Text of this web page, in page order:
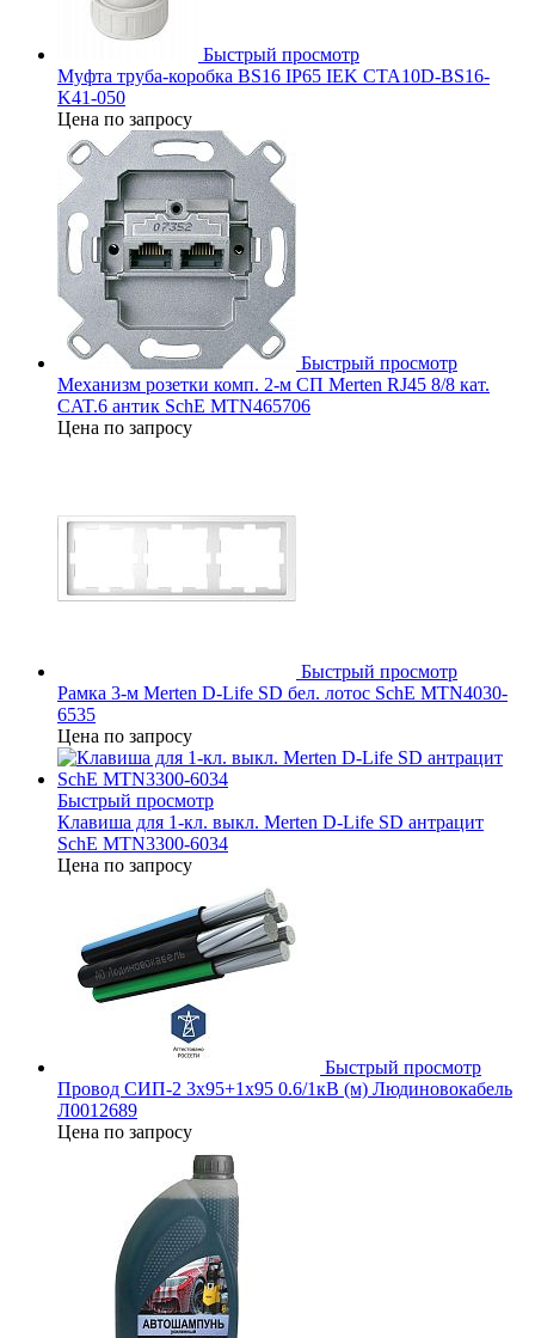
Быстрый просмотр
Муфта труба-коробка BS16 IP65 IEK CTA10D-BS16-
K41-050
Цена по запросу
Быстрый просмотр
Механизм розетки комп. 2-м СП Merten RJ45 8/8 кат.
CAT.6 антик SchE MTN465706
Цена по запросу
Быстрый просмотр
Рамка 3-м Merten D-Life SD бел. лотос SchE MTN4030-
6535
Цена по запросу
Быстрый просмотр
Клавиша для 1-кл. выкл. Merten D-Life SD антрацит
SchE MTN3300-6034
Цена по запросу
Быстрый просмотр
Провод СИП-2 3х95+1х95 0.6/1кВ (м) Людиновокабель
Л0012689
Цена по запросу